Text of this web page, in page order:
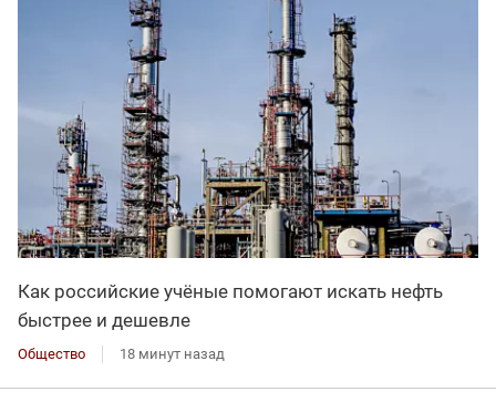
Как российские учёные помогают искать нефть
быстрее и дешевле
Общество 18 минут назад